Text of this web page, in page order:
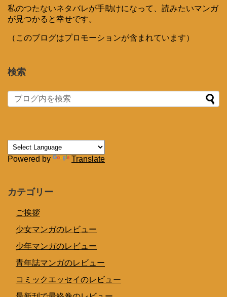
私のつたないネタバレが手助けになって、読みたいマンガ
が見つかると幸せです。
（このブログはプロモーションが含まれています）
検索
Powered by Translate
カテゴリー
ご挨拶
少女マンガのレビュー
少年マンガのレビュー
青年誌マンガのレビュー
コミックエッセイのレビュー